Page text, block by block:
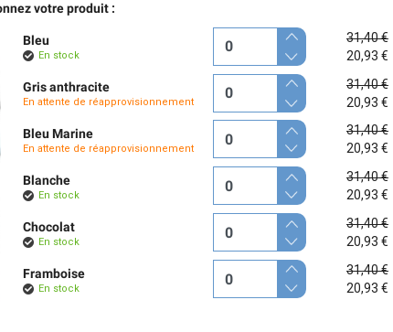
votre produit :
Bleu
En stock
31,40 €
20,93 €
Gris anthracite
En attente de réapprovisionnement
31,40 €
20,93 €
Bleu Marine
En attente de réapprovisionnement
31,40 €
20,93 €
Blanche
En stock
31,40 €
20,93 €
Chocolat
En stock
31,40 €
20,93 €
Framboise
En stock
31,40 €
20,93 €